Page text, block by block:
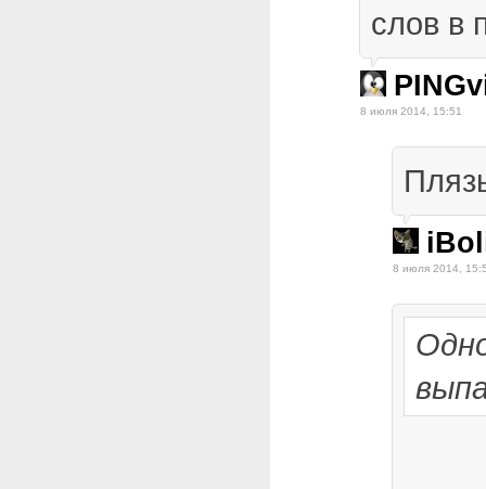
слов в
8 июля 2014, 15:51
8 июля 2014,